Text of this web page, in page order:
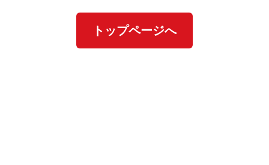
トップページへ